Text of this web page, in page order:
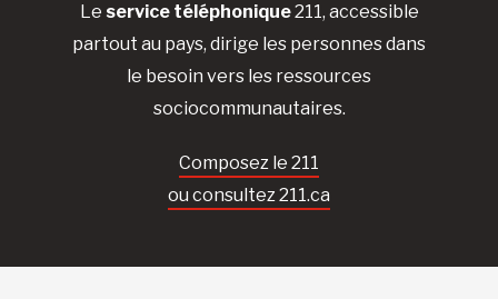
Le service téléphonique211, accessible
partout au pays, dirige les personnes dans
le besoin vers les ressources
sociocommunautaires.
Composez le 211
ou consultez 211.ca